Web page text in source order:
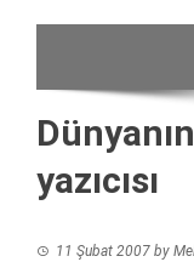
yazıcısı
11 Şubat 2007 by